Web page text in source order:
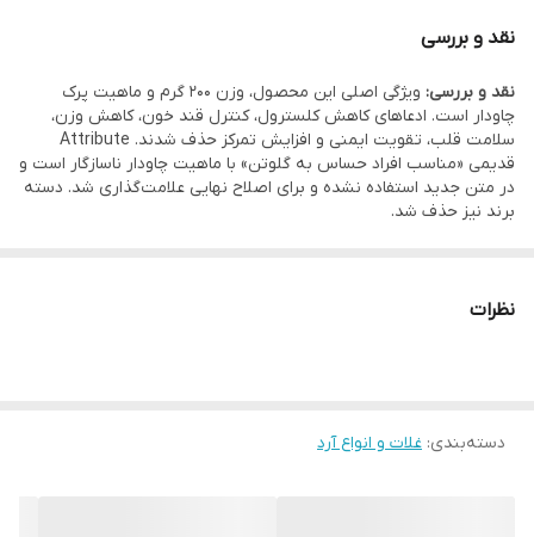
نقد و بررسی
نقد و بررسی:
ویژگی اصلی این محصول، وزن 200 گرم و ماهیت پرک
چاودار است. ادعاهای کاهش کلسترول، کنترل قند خون، کاهش وزن،
سلامت قلب، تقویت ایمنی و افزایش تمرکز حذف شدند. Attribute
قدیمی «مناسب افراد حساس به گلوتن» با ماهیت چاودار ناسازگار است و
در متن جدید استفاده نشده و برای اصلاح نهایی علامت‌گذاری شد. دسته
برند نیز حذف شد.
نظرات
دسته‌بندی: غلات و انواع آرد